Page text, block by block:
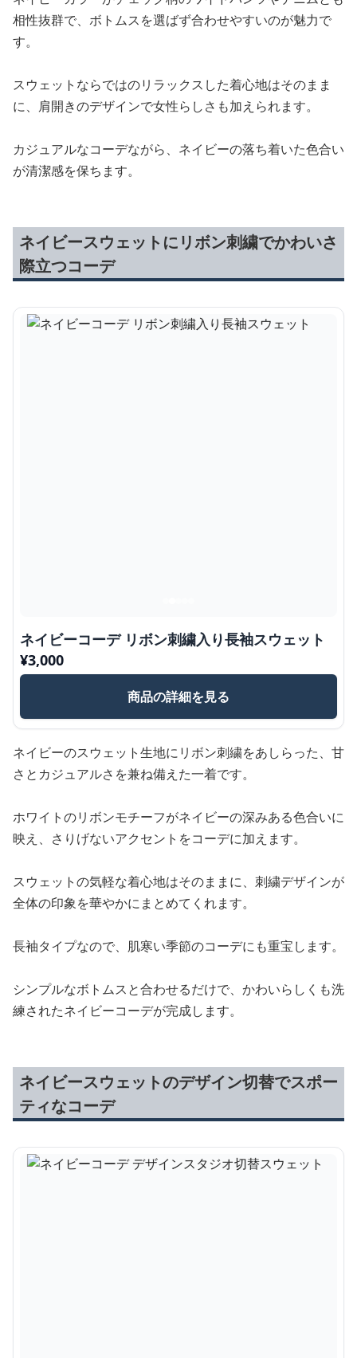
相性抜群で、ボトムスを選ばず合わせやすいのが魅力で
す。
スウェットならではのリラックスした着心地はそのまま
に、肩開きのデザインで女性らしさも加えられます。
カジュアルなコーデながら、ネイビーの落ち着いた色合い
が清潔感を保ちます。
ネイビースウェットにリボン刺繍でかわいさ
際立つコーデ
ネイビーコーデ リボン刺繍入り長袖スウェット
¥3,000
商品の詳細を見る
ネイビーのスウェット生地にリボン刺繍をあしらった、甘
さとカジュアルさを兼ね備えた一着です。
ホワイトのリボンモチーフがネイビーの深みある色合いに
映え、さりげないアクセントをコーデに加えます。
スウェットの気軽な着心地はそのままに、刺繍デザインが
全体の印象を華やかにまとめてくれます。
長袖タイプなので、肌寒い季節のコーデにも重宝します。
シンプルなボトムスと合わせるだけで、かわいらしくも洗
練されたネイビーコーデが完成します。
ネイビースウェットのデザイン切替でスポー
ティなコーデ